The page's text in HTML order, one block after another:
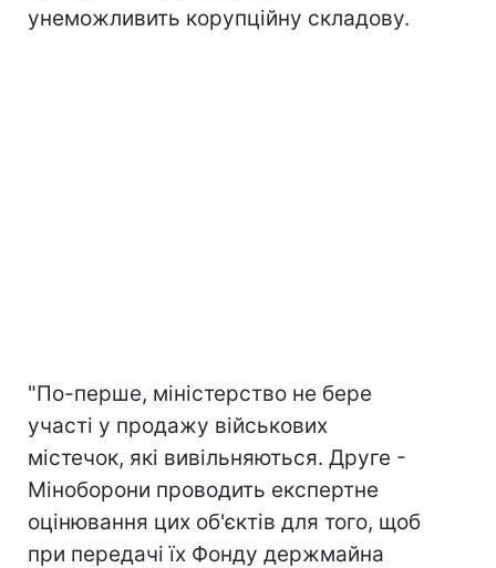
унеможливить корупційну складову.
"По-перше, міністерство не бере
участі у продажу військових
містечок, які вивільняються. Друге -
Міноборони проводить експертне
оцінювання цих об'єктів для того, щоб
при передачі їх Фонду держмайна